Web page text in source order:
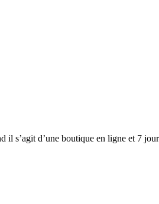
il s’agit d’une boutique en ligne et 7